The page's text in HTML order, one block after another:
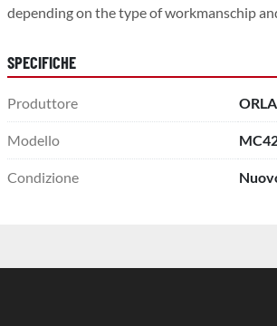
depending on the type of workmanschip
SPECIFICHE
Produttore
Modello
Condizione